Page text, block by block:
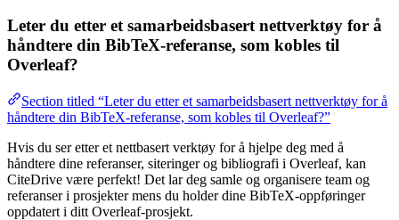
Leter du etter et samarbeidsbasert nettverktøy for å
håndtere din BibTeX-referanse, som kobles til
Overleaf?
Section titled “Leter du etter et samarbeidsbasert nettverktøy for å
håndtere din BibTeX-referanse, som kobles til Overleaf?”
Hvis du ser etter et nettbasert verktøy for å hjelpe deg med å
håndtere dine referanser, siteringer og bibliografi i Overleaf, kan
CiteDrive være perfekt! Det lar deg samle og organisere team og
referanser i prosjekter mens du holder dine BibTeX-oppføringer
oppdatert i ditt Overleaf-prosjekt.